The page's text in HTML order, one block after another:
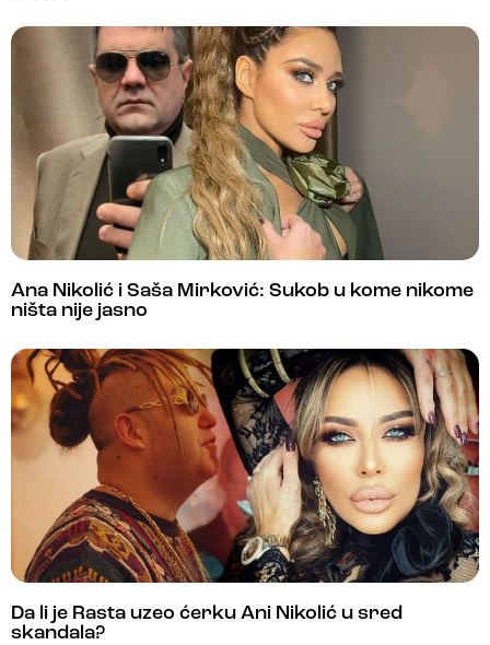
Ana Nikolić i Saša Mirković: Sukob u kome nikome
ništa nije jasno
Da li je Rasta uzeo ćerku Ani Nikolić u sred
skandala?